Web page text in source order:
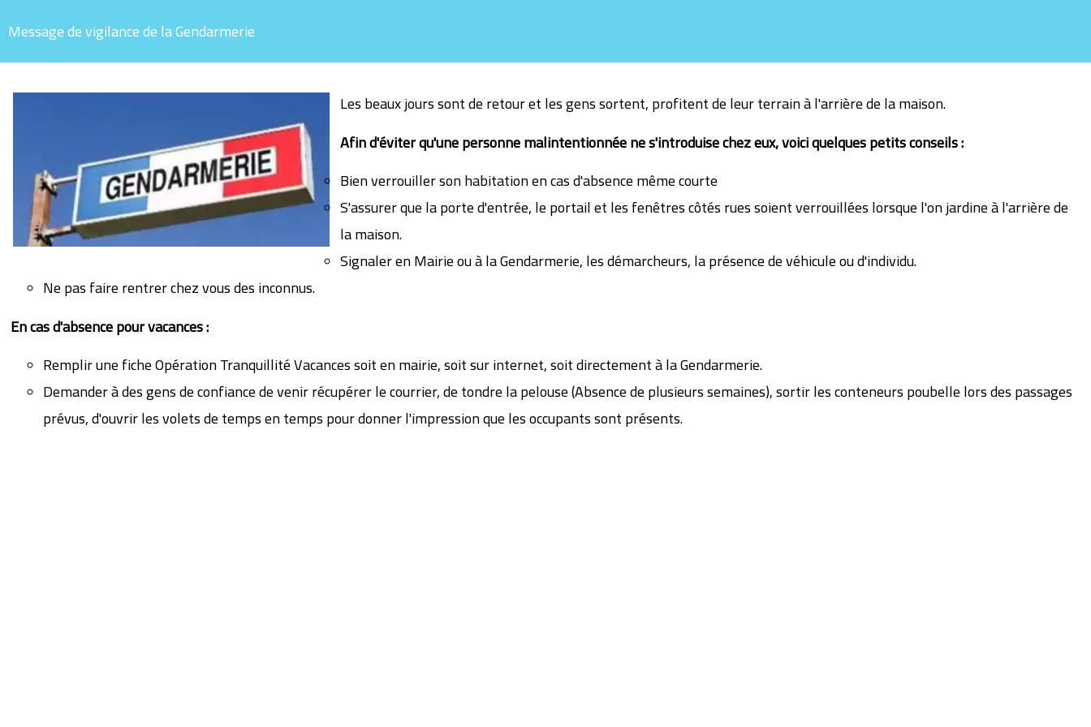
Message de vigilance de la Gendarmerie
Les beaux jours sont de retour et les gens sortent, profitent de leur terrain à l'arrière de la maison.
Afin d'éviter qu'une personne malintentionnée ne s'introduise chez eux, voici quelques petits conseils :
Bien verrouiller son habitation en cas d'absence même courte
S'assurer que la porte d'entrée, le portail et les fenêtres côtés rues soient verrouillées lorsque l'on jardine à l'arrière de
la maison.
Signaler en Mairie ou à la Gendarmerie, les démarcheurs, la présence de véhicule ou d'individu.
Ne pas faire rentrer chez vous des inconnus.
En cas d'absence pour vacances :
Remplir une fiche Opération Tranquillité Vacances soit en mairie, soit sur internet, soit directement à la Gendarmerie.
Demander à des gens de confiance de venir récupérer le courrier, de tondre la pelouse (Absence de plusieurs semaines), sortir les conteneurs poubelle lors des passages
prévus, d'ouvrir les volets de temps en temps pour donner l'impression que les occupants sont présents.